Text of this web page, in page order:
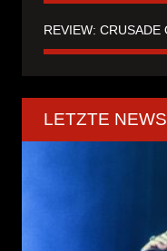
LETZTE NEWS